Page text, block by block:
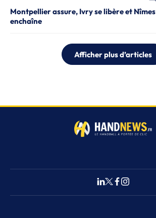
Montpellier assure, Ivry se libère et Nîmes
enchaîne
Afficher plus d’articles